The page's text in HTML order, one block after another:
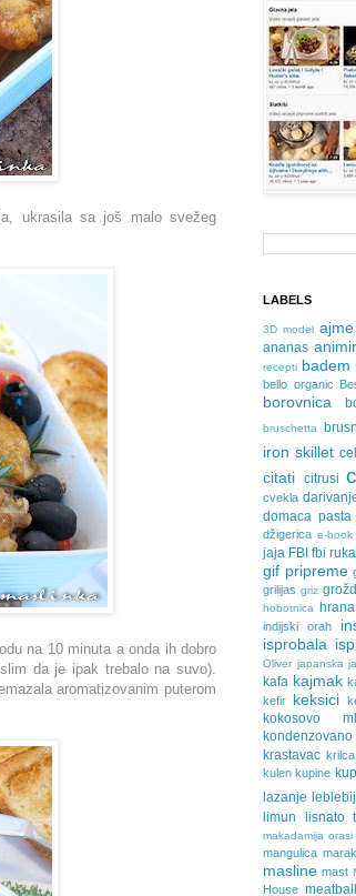
ukrasila sa još malo svežeg
na 10 minuta a onda ih dobro
da je ipak trebalo na suvo).
aromatizovanim puterom
LABELS
3D model
ananas
recepti badem
bello organic
borovnica
bruschetta
iron skillet
citati citrusi
cvekla
domaca pasta
džigerica e-book
jaja FBI fbi
gif pripreme
grilijas griz
hobotnica
indijski orah
isprobala
Oliver japanska
kafa kajmak
kefir keksici
kokosovo
krastavac krilca
kulen kupine
lazanje
limun
lisnato
makadamija orasi
mangulica
masline mast
House